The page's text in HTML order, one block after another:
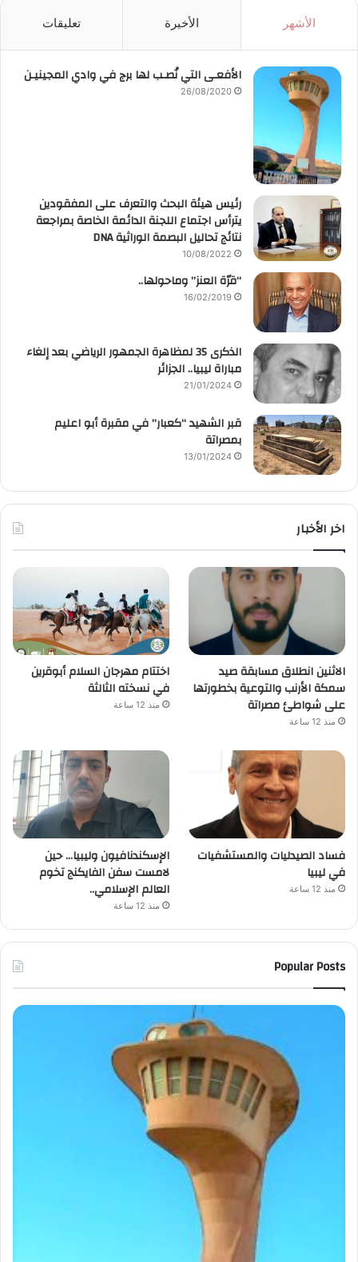
الأشهر الأخيرة تعليقات
الأفعـى التي نُصـب لها برج في وادي المجينيـن
26/08/2020
رئيس هيئة البحث والتعرف على المفقودين
يترأس اجتماع اللجنة الدائمة الخاصة بمراجعة
نتائج تحاليل البصمة الوراثية DNA
10/08/2022
“قرّة العنز” وماحولها..
16/02/2019
الذكرى 35 لمظاهرة الجمهور الرياضي بعد إلغاء
مباراة ليبيا.. الجزائر
21/01/2024
قبر الشهيد “كعبار” في مقبرة أبو اعليم
بمصراتة
13/01/2024
اخر الأخبار
الاثنين انطلاق مسابقة صيد
سمكة الأرنب والتوعية بخطورتها
على شواطئ مصراتة
منذ 12 ساعة
اختتام مهرجان السلام أبوقرين
في نسخته الثالثة
منذ 12 ساعة
فساد الصيدليات والمستشفيات
في ليبيا
منذ 12 ساعة
الإسكندنافيون وليبيا… حين
لامست سفن الفايكنج تخوم
العالم الإسلامي..
منذ 12 ساعة
Popular Posts